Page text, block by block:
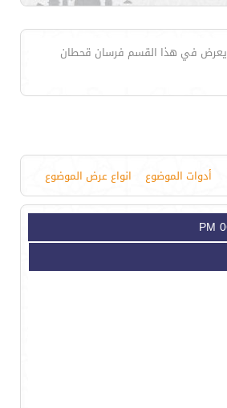
يعرض في هذا القسم فرسان قحطان
أدوات الموضوع انواع عرض الموضوع